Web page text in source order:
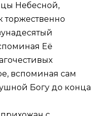
Небесной,
торжественно
Её
вспоминая сам
Богу до конца